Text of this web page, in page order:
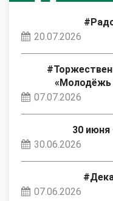
20.07.2026
«Молодёжь
07.07.2026
30
30.06.2026
07.06.2026